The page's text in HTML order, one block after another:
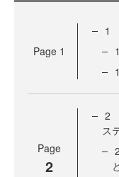
Page 1
1
Page
2
2
ス